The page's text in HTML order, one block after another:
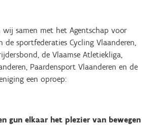
wij samen met het Agentschap voor
de sportfederaties Cycling Vlaanderen,
de Vlaamse Atletiekliga,
Paardensport Vlaanderen en de
een oproep:
gun elkaar het plezier van bewegen